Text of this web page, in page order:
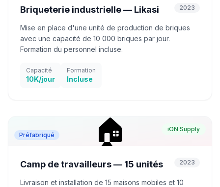
Briqueterie industrielle — Likasi 2023
Mise en place d'une unité de production de briques
avec une capacité de 10 000 briques par jour.
Formation du personnel incluse.
Capacité
10K/jour
Formation
Incluse
🏠
iON Supply
Préfabriqué
Camp de travailleurs — 15 unités 2023
Livraison et installation de 15 maisons mobiles et 10